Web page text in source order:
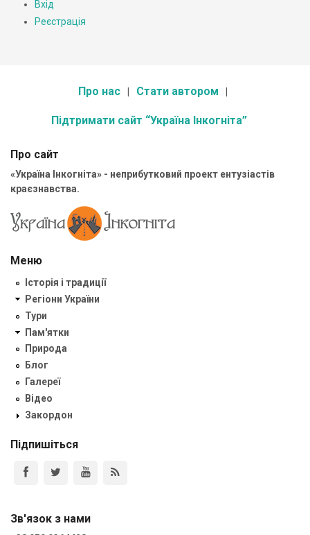
Вхід
Реєстрація
Про нас Стати автором
Підтримати сайт “Україна Інкогніта”
Про сайт
«Україна Інкогніта» - неприбутковий проект ентузіастів
краєзнавства.
Меню
Історія і традиції
Регіони України
Тури
Пам'ятки
Природа
Блог
Галереї
Відео
Закордон
Підпишіться
Зв'язок з нами